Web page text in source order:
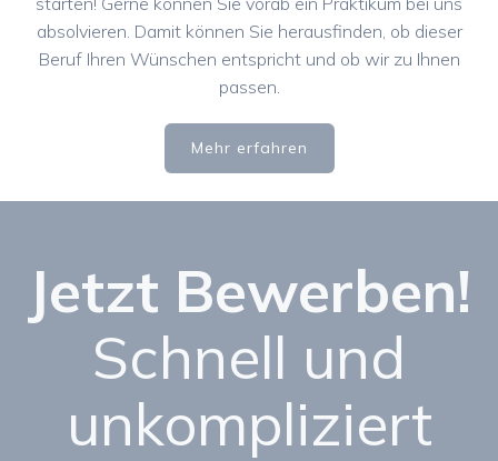
absolvieren. Damit können Sie herausfinden, ob dieser
Beruf Ihren Wünschen entspricht und ob wir zu Ihnen
passen.
Mehr erfahren
Jetzt Bewerben!
Schnell und
unkompliziert